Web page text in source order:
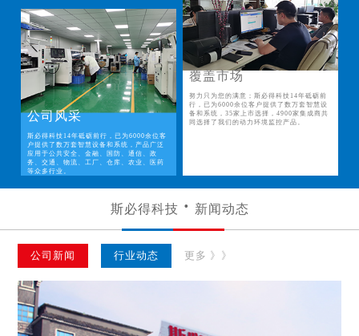
公司风采
斯必得科技14年砥砺前行，已为6000余位客
户提供了数万套智慧设备和系统，产品广泛
应用于公共安全、金融、国防、通信、政
务、交通、物流、工厂、仓库、农业、医药
等众多行业。
覆盖市场
努力只为您的满意；斯必得科技14年砥砺前
行，已为6000余位客户提供了数万套智慧设
备和系统，35家上市选择，4900家集成商共
同选择了我们的动力环境监控产品。
斯必得科技 新闻动态
公司新闻 行业动态 更多 》》